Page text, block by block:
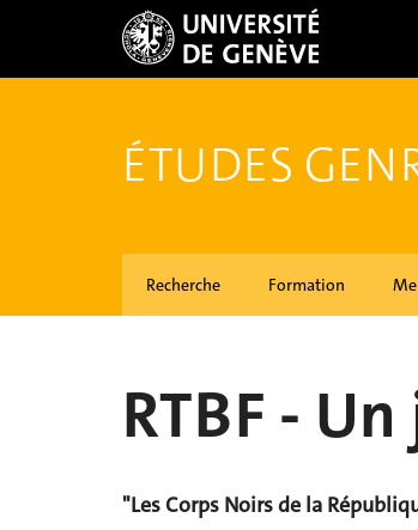
ÉTUDES
Recherche Formation
RTBF -
"Les Corps Noirs de la